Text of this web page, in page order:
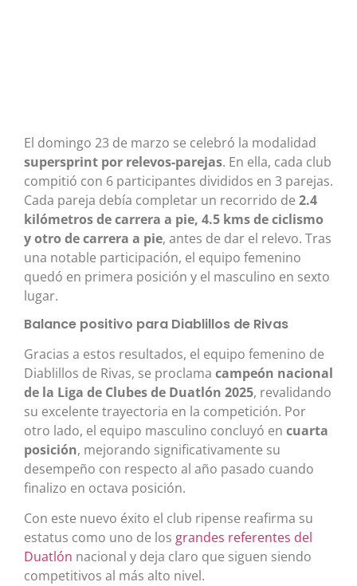
El domingo 23 de marzo se celebró la modalidad
supersprint por relevos-parejas. En ella, cada club
compitió con 6 participantes divididos en 3 parejas.
Cada pareja debía completar un recorrido de 2.4
kilómetros de carrera a pie, 4.5 kms de ciclismo
y otro de carrera a pie, antes de dar el relevo. Tras
una notable participación, el equipo femenino
quedó en primera posición y el masculino en sexto
lugar.
Balance positivo para Diablillos de Rivas
Gracias a estos resultados, el equipo femenino de
Diablillos de Rivas, se proclama campeón nacional
de la Liga de Clubes de Duatlón 2025, revalidando
su excelente trayectoria en la competición. Por
otro lado, el equipo masculino concluyó en cuarta
posición, mejorando significativamente su
desempeño con respecto al año pasado cuando
finalizo en octava posición.
Con este nuevo éxito el club ripense reafirma su
estatus como uno de los grandes referentes del
Duatlón nacional y deja claro que siguen siendo
competitivos al más alto nivel.